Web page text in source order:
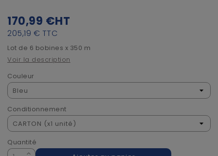
170,99 €HT
205,19 € TTC
Lot de 6 bobines x 350 m
Voir la description
Couleur
Conditionnement
Quantité